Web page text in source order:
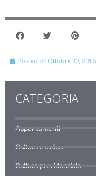
Posted on Ottobre 30, 2016
CATEGORIA
Appuntamenti
Cultura medica
Cultura previdenziale